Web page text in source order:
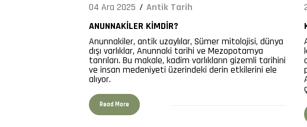
04 Ara 2025
Antik Tarih
ANUNNAKILER KIMDIR?
Anunnakiler, antik uzaylılar, Sümer mitolojisi, dünya
dışı varlıklar, Anunnaki tarihi ve Mezopotamya
tanrıları. Bu makale, kadim varlıkların gizemli tarihini
ve insan medeniyeti üzerindeki derin etkilerini ele
alıyor.
Read More